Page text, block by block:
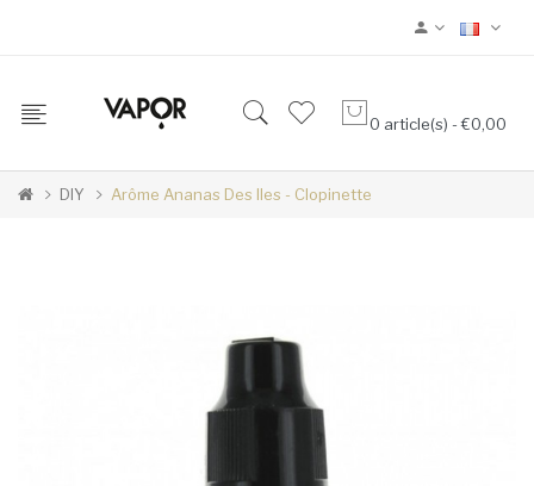
0 article(s) - €0,00
DIY Arôme Ananas Des Iles - Clopinette